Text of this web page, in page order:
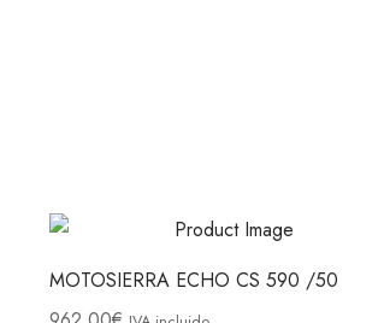
MOTOSIERRA ECHO CS 590 /50